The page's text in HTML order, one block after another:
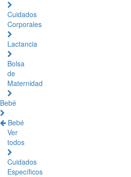
Cuidados
Corporales
Lactancia
Bolsa
de
Maternidad
Bebé
Bebé
Ver
todos
Cuidados
Específicos